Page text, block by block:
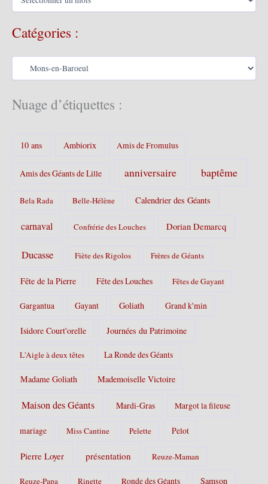
h
s
Catégories :
C
é
g
Nuage d’étiquettes :
10 ans Ambiorix Amis de Fromulus
Amis des Géants de Lille anniversaire baptême
Bela Rada Belle-Hélène Calendrier des Géants
carnaval Confrérie des Louches Dorian Demarcq
Ducasse Fiète des Rigolos Frères de Géants
Fête de la Pierre Fête des Louches Fêtes de Gayant
Gargantua Gayant Goliath Grand k'min
Isidore Court'orelle Journées du Patrimoine
L'Aigle à deux têtes La Ronde des Géants
Madame Goliath Mademoiselle Victoire
Maison des Géants Mardi-Gras Margot la fileuse
mariage Miss Cantine Pelette Pelot
Pierre Loyer présentation Reuze-Maman
Reuze-Papa Rinette Ronde des Géants Samson